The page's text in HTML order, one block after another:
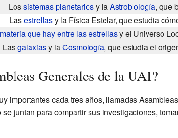
Lossistemas planetariosy laAstrobiología, que
Lasestrellasy la Física Estelar, que estudia
materia que hay entre las estrellasy el Universo
Lasgalaxiasy laCosmología, que estudia el
Generales de la UAI?
importantes cada tres años, llamadas
juntan para compartir sus investigaciones,